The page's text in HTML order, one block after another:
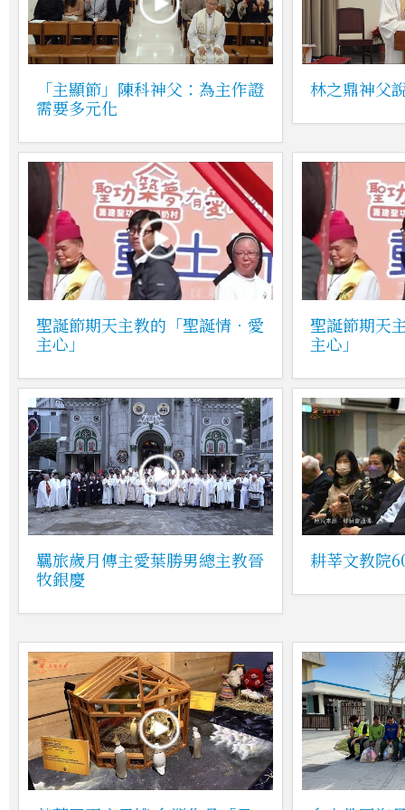
「主顯節」陳科神父：為主作證
需要多元化
林之鼎神父
聖誕節期天主教的「聖誕情．愛
主心」
聖誕節期天
主心」
羈旅歲月傳主愛葉勝男總主教晉
牧銀慶
耕莘文教院